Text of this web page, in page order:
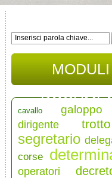
cavallo galoppo
dirigente trotto
segretario
corse
operatori